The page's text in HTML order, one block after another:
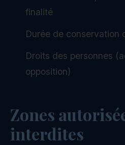
finalité
Durée de conservation
Droits des personnes
opposition)
Zones
interdites